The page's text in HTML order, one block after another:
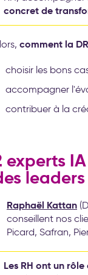
concret de
comment la
choisir les bons
accompagner
contribuer à la
experts
leaders
Raphaël Kattan
conseillent nos
Picard, Safran,
Les RH ont un